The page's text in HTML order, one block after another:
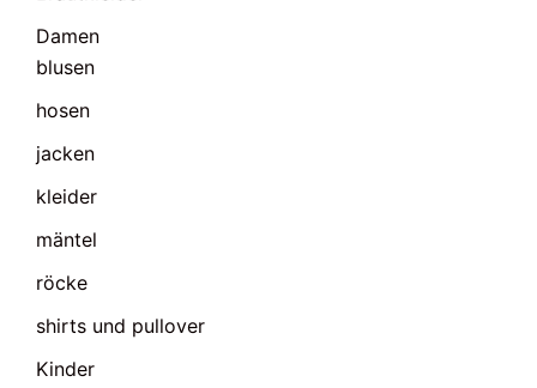
Damen
blusen
hosen
jacken
kleider
mäntel
röcke
shirts und pullover
Kinder